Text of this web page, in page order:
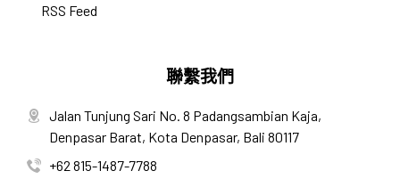
RSS Feed
聯繫我們
Jalan Tunjung Sari No. 8 Padangsambian Kaja,
Denpasar Barat, Kota Denpasar, Bali 80117
+62 815-1487-7788